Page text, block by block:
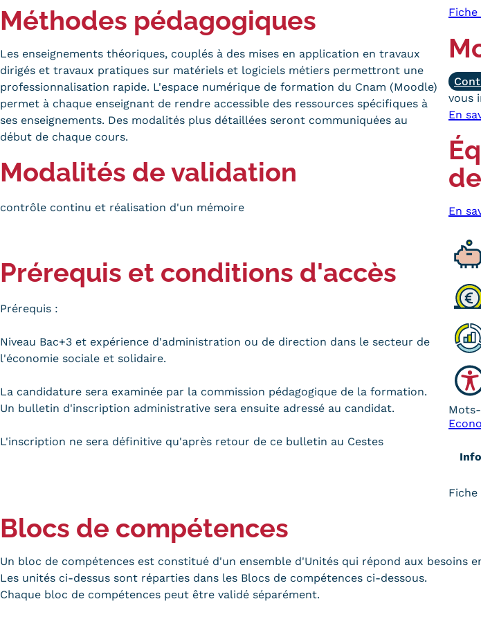
Méthodes pédagogiques
Les enseignements théoriques, couplés à des mises en application en travaux
dirigés et travaux pratiques sur matériels et logiciels métiers permettront une
professionnalisation rapide. L'espace numérique de formation du Cnam (Moodle)
permet à chaque enseignant de rendre accessible des ressources spécifiques à
ses enseignements. Des modalités plus détaillées seront communiquées au
début de chaque cours.
Modalités de validation
contrôle continu et réalisation d'un mémoire
Prérequis et conditions d'accès
Prérequis :
Niveau Bac+3 et expérience d'administration ou de direction dans le secteur de
l'économie sociale et solidaire.
La candidature sera examinée par la commission pédagogique de la formation.
Un bulletin d'inscription administrative sera ensuite adressé au candidat.
L'inscription ne sera définitive qu'après retour de ce bulletin au Cestes
vous
En
En
Blocs de compétences
Un bloc de compétences est constitué d'un ensemble d'Unités qui répond aux besoins
Les unités ci-dessus sont réparties dans les Blocs de compétences ci-dessous.
Chaque bloc de compétences peut être validé séparément.